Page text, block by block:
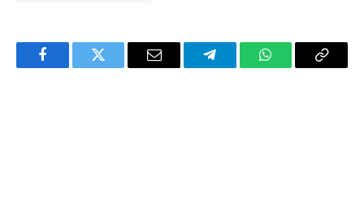
FacebookTwitter Email TelegramWhatsAppCopy